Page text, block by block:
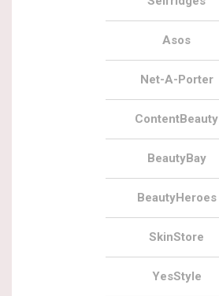
Asos
Net-A-Porter
ContentBeauty
BeautyBay
BeautyHeroes
SkinStore
YesStyle